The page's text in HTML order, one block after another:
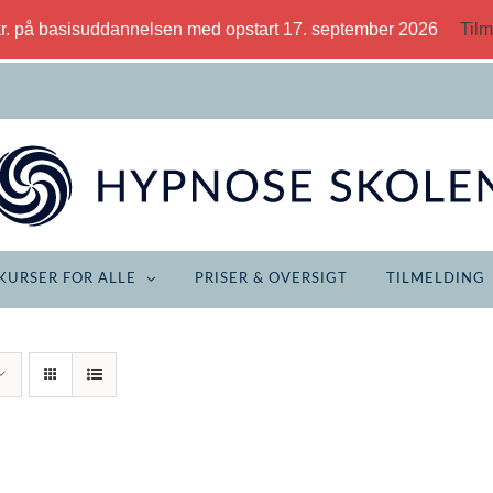
på basisuddannelsen med opstart 17. september 2026
FOR ALLE PRISER & OVERSIGT TILMELDING